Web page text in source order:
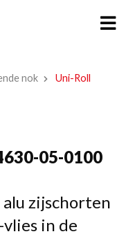
nok Uni-Roll
05-0100
zijschorten
in de